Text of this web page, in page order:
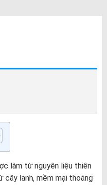
làm từ nguyên liệu thiên
lanh, mềm mại thoáng